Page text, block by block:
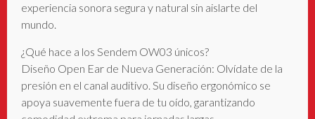
experiencia sonora segura y natural sin aislarte del
mundo.
¿Qué hace a los Sendem OW03 únicos?
Diseño Open Ear de Nueva Generación: Olvídate de la
presión en el canal auditivo. Su diseño ergonómico se
apoya suavemente fuera de tu oído, garantizando